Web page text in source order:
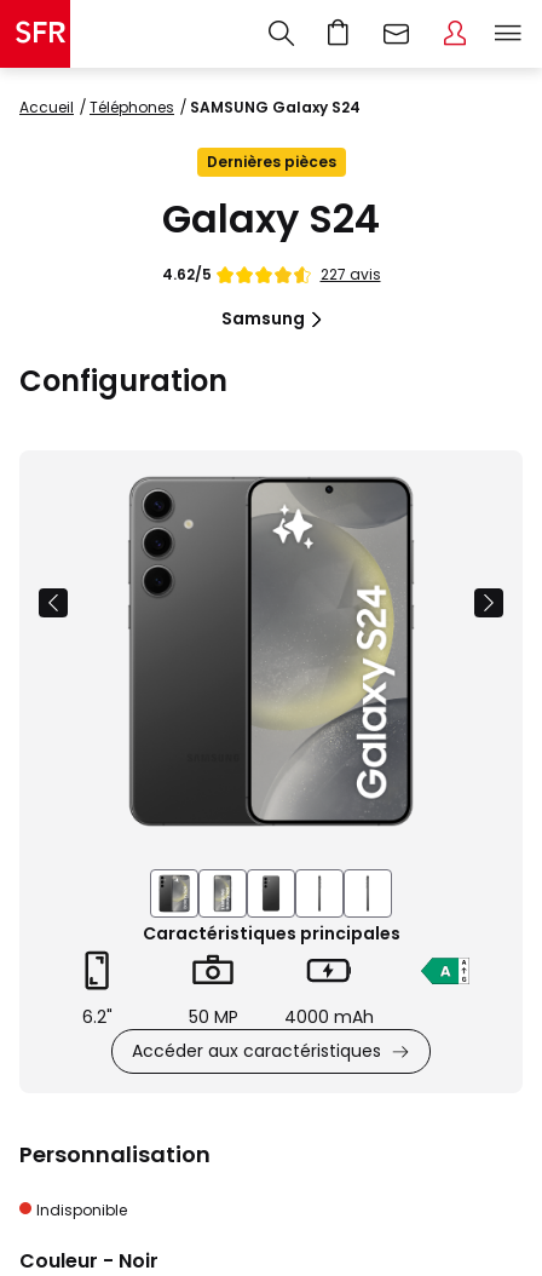
Accueil Téléphones SAMSUNG Galaxy S24
Dernières pièces
Galaxy S24
4.62/5 Note
4.62
5
227 avis
Samsung
Configuration
Images
du
produit
Caractéristiques principales
6.2" 50 MP
4000 mAh
Accéder aux caractéristiques
Personnalisation
Indisponible
Couleur - Noir